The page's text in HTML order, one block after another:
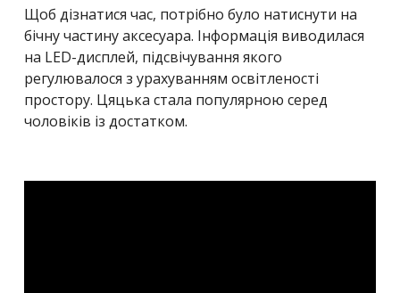
Щоб дізнатися час, потрібно було натиснути на
бічну частину аксесуара. Інформація виводилася
на LED-дисплей, підсвічування якого
регулювалося з урахуванням освітленості
простору. Цяцька стала популярною серед
чоловіків із достатком.